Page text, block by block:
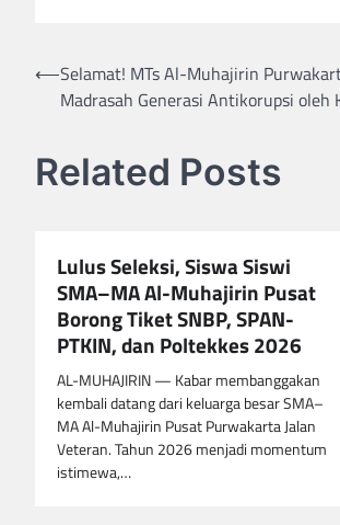
Navigasi
pos
⟵Selamat! MTs Al-Muhajirin
Madrasah Generasi Antikorupsi oleh
Related Posts
Lulus Seleksi, Siswa Siswi
SMA–MA Al-Muhajirin Pusat
Borong Tiket SNBP, SPAN-
PTKIN, dan Poltekkes 2026
AL-MUHAJIRIN — Kabar membanggakan
kembali datang dari keluarga besar SMA–
MA Al-Muhajirin Pusat Purwakarta Jalan
Veteran. Tahun 2026 menjadi momentum
istimewa,…